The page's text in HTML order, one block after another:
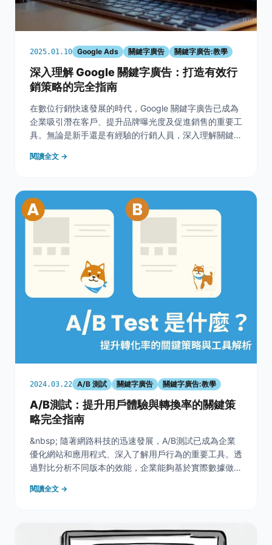
2025.01.10 Google Ads 關鍵字廣告 關鍵字廣告:教學
深入理解 Google 關鍵字廣告：打造有效行
銷策略的完全指南
在數位行銷快速發展的時代，Google 關鍵字廣告已成為
企業吸引潛在客戶、提升品牌曝光度及促進銷售的重要工
具。無論是新手還是有經驗的行銷人員，深入理解關鍵字
鍵。本文將從初學者的常見疑問到廣告成效的追蹤與優
閱讀全文 →
2024.03.22 A/B 測試 關鍵字廣告 關鍵字廣告:教學
A/B測試：提升用戶體驗與轉換率的關鍵策
略完全指南
&nbsp; 隨著網路科技的迅速發展，A/B測試已成為企業
優化網站和應用程式、深入了解用戶行為的重要工具。透
過對比分析不同版本的效能，企業能夠基於實際數據做出
不斷進化的領域中，也出現了新的挑戰和機遇。本文將探
閱讀全文 →